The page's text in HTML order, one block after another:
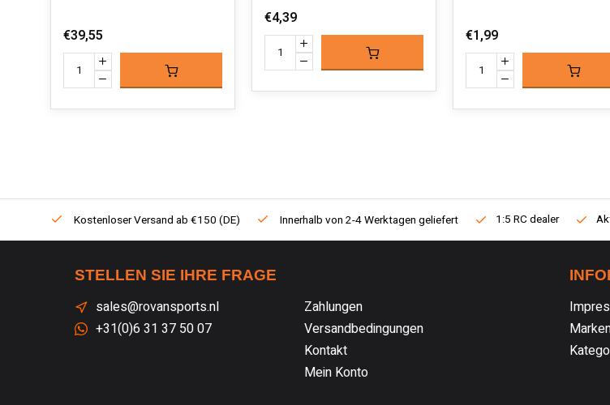
€39,55
€4,39
€1,99
Kostenloser Versand ab €150 (DE) Innerhalb von 2-4 Werktagen geliefert 1:5 RC dealer
STELLEN SIE IHRE FRAGE
sales@rovansports.nl
+31(0)6 31 37 50 07
Zahlungen
Versandbedingungen
Kontakt
Mein Konto